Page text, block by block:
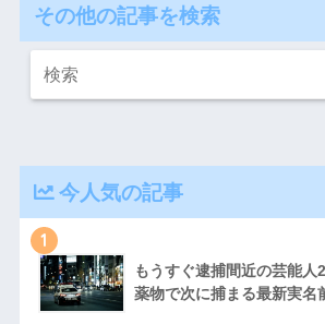
その他の記事を検索
今人気の記事
1
もうすぐ逮捕間近の芸能人
薬物で次に捕まる最新実名